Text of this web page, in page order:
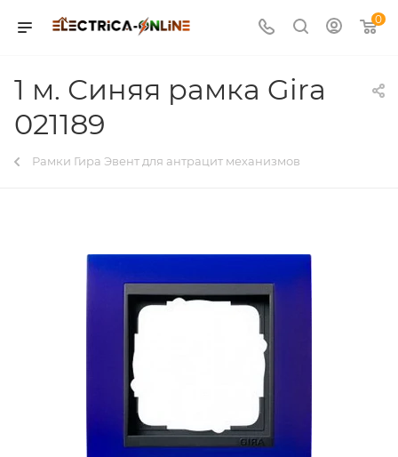
0
1 м. Синяя рамка Gira
021189
Рамки Гира Эвент для антрацит механизмов